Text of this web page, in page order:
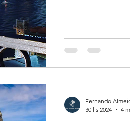
Odpowiedzialna
Rodziny i Dzieci
w Vila Nova de
Fernando
30 lis 2024
4